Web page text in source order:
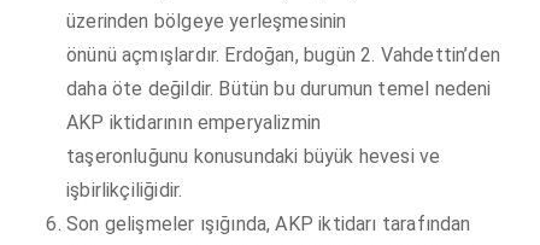
üzerinden bölgeye yerleşmesinin
önünü açmışlardır. Erdoğan, bugün 2. Vahdettin’den
daha öte değildir. Bütün bu durumun temel nedeni
AKP iktidarının emperyalizmin
taşeronluğunu konusundaki büyük hevesi ve
işbirlikçiliğidir.
Son gelişmeler ışığında, AKP iktidarı tarafından